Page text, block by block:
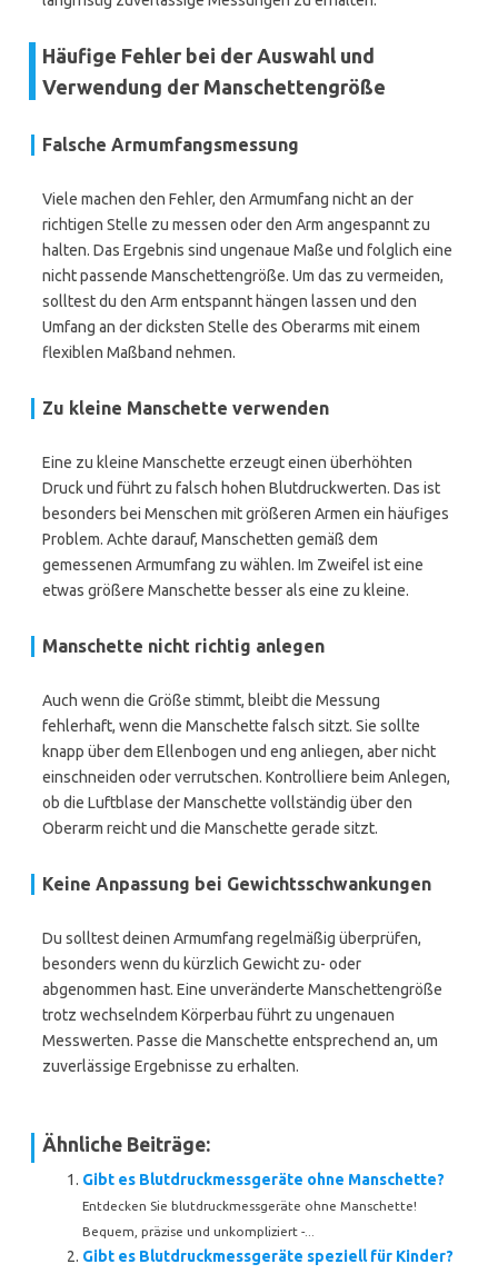
Häufige Fehler bei der Auswahl und
Verwendung der Manschettengröße
Falsche Armumfangsmessung
Viele machen den Fehler, den Armumfang nicht an der
richtigen Stelle zu messen oder den Arm angespannt zu
halten. Das Ergebnis sind ungenaue Maße und folglich eine
nicht passende Manschettengröße. Um das zu vermeiden,
solltest du den Arm entspannt hängen lassen und den
Umfang an der dicksten Stelle des Oberarms mit einem
flexiblen Maßband nehmen.
Zu kleine Manschette verwenden
Eine zu kleine Manschette erzeugt einen überhöhten
Druck und führt zu falsch hohen Blutdruckwerten. Das ist
besonders bei Menschen mit größeren Armen ein häufiges
Problem. Achte darauf, Manschetten gemäß dem
gemessenen Armumfang zu wählen. Im Zweifel ist eine
etwas größere Manschette besser als eine zu kleine.
Manschette nicht richtig anlegen
Auch wenn die Größe stimmt, bleibt die Messung
fehlerhaft, wenn die Manschette falsch sitzt. Sie sollte
knapp über dem Ellenbogen und eng anliegen, aber nicht
einschneiden oder verrutschen. Kontrolliere beim Anlegen,
ob die Luftblase der Manschette vollständig über den
Oberarm reicht und die Manschette gerade sitzt.
Keine Anpassung bei Gewichtsschwankungen
Du solltest deinen Armumfang regelmäßig überprüfen,
besonders wenn du kürzlich Gewicht zu- oder
abgenommen hast. Eine unveränderte Manschettengröße
trotz wechselndem Körperbau führt zu ungenauen
Messwerten. Passe die Manschette entsprechend an, um
zuverlässige Ergebnisse zu erhalten.
Ähnliche Beiträge:
Gibt es Blutdruckmessgeräte ohne Manschette?
Entdecken Sie blutdruckmessgeräte ohne Manschette!
Bequem, präzise und unkompliziert -...
Gibt es Blutdruckmessgeräte speziell für Kinder?